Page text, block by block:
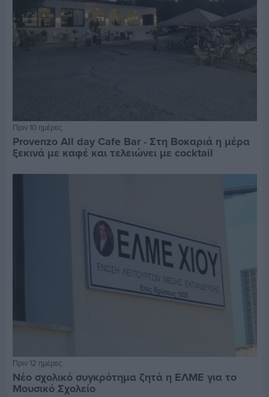
Πριν 10 ημέρες
Provenzo All day Cafe Bar - Στη Βοκαριά η μέρα
ξεκινά με καφέ και τελειώνει με cocktail
Πριν 12 ημέρες
Νέο σχολικό συγκρότημα ζητά η ΕΛΜΕ για το
Μουσικό Σχολείο